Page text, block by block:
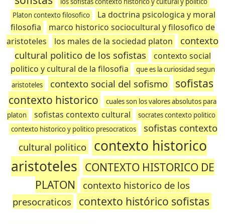
Platon contexto filosofico
La doctrina psicologica y moral
filosofia
marco historico sociocultural y filosofico de
aristoteles
los males de la sociedad platon
contexto
cultural politico de los sofistas
contexto social
politico y cultural de la filosofia
que es la curiosidad segun
aristoteles
contexto social del sofismo
sofistas
contexto historico
cuales son los valores absolutos para
platon
sofistas contexto cultural
socrates contexto politico
contexto historico y politico presocraticos
sofistas contexto
cultural politico
contexto historico
aristoteles CONTEXTO HISTORICO DE
PLATON
contexto historico de los
presocraticos
contexto histórico sofistas